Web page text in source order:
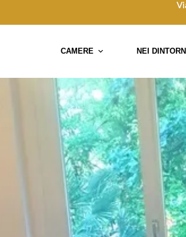
CAMERE NEI